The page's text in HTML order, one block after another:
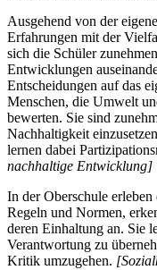
Ausgehend von der
Erfahrungen mit der
sich die Schüler
Entwicklungen
Entscheidungen auf das
Menschen, die Umwelt
bewerten. Sie sind
Nachhaltigkeit
lernen dabei
nachhaltige Entwicklung]
In der Oberschule
Regeln und Normen,
deren Einhaltung an. Sie
Verantwortung zu
Kritik umzugehen.